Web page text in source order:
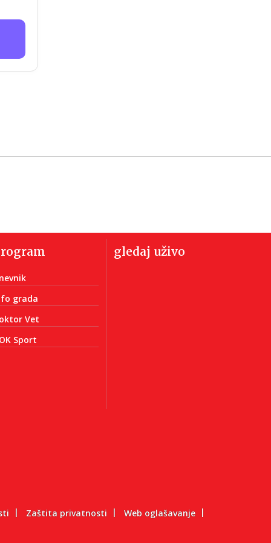
grada
Vet
Sport
gledaj uživo
Zaštita privatnosti Web oglašavanje